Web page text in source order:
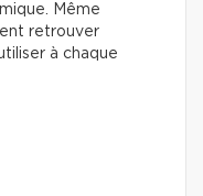
Même
retrouver
à chaque